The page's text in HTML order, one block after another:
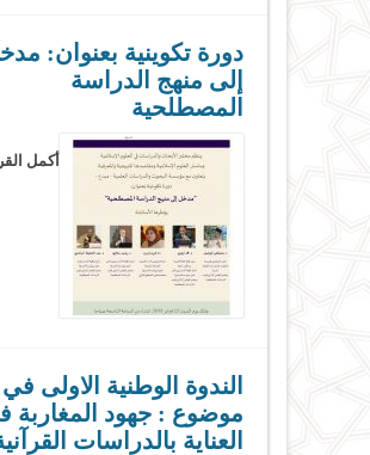
دورة تكوينية بعنوان:
إلى منهج الدراسة
المصطلحية
أكمل
الندوة الوطنية الاولى في
موضوع : جهود المغاربة
العناية بالدراسات